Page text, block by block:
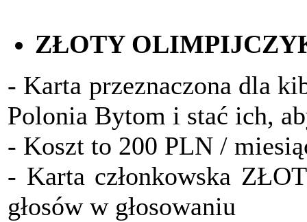
ZŁOTY
- Karta przeznaczona dla
Polonia Bytom i stać ich,
- Koszt to 200 PLN /
- Karta członkowska
głosów w głosowaniu